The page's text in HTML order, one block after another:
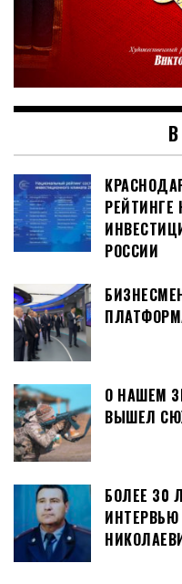
РЕЙТИНГЕ
РОССИИ
О НАШЕМ
ВЫШЕЛ
БОЛЕЕ 30